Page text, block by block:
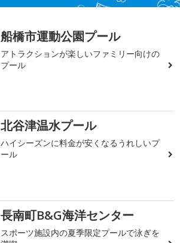
船橋市運動公園プール
アトラクションが楽しいファミリー向けの
プール
北谷津温水プール
ハイシーズンに料金が安くなるうれしいプ
ール
長南町B&G海洋センター
スポーツ施設内の夏季限定プールで泳ぎを